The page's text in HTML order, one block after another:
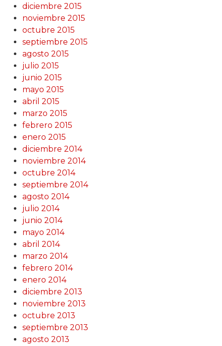
diciembre 2015
noviembre 2015
octubre 2015
septiembre 2015
agosto 2015
julio 2015
junio 2015
mayo 2015
abril 2015
marzo 2015
febrero 2015
enero 2015
diciembre 2014
noviembre 2014
octubre 2014
septiembre 2014
agosto 2014
julio 2014
junio 2014
mayo 2014
abril 2014
marzo 2014
febrero 2014
enero 2014
diciembre 2013
noviembre 2013
octubre 2013
septiembre 2013
agosto 2013